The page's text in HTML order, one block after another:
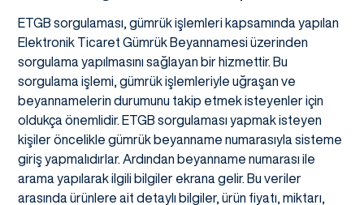
ETGB sorgulaması, gümrük işlemleri kapsamında yapılan
Elektronik Ticaret Gümrük Beyannamesi üzerinden
sorgulama yapılmasını sağlayan bir hizmettir. Bu
sorgulama işlemi, gümrük işlemleriyle uğraşan ve
beyannamelerin durumunu takip etmek isteyenler için
oldukça önemlidir. ETGB sorgulaması yapmak isteyen
kişiler öncelikle gümrük beyanname numarasıyla sisteme
giriş yapmalıdırlar. Ardından beyanname numarası ile
arama yapılarak ilgili bilgiler ekrana gelir. Bu veriler
arasında ürünlere ait detaylı bilgiler, ürün fiyatı, miktarı,